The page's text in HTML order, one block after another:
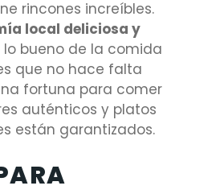
rincones increíbles.
local deliciosa y
lo bueno de la comida
que no hace falta
fortuna para comer
auténticos y platos
están garantizados.